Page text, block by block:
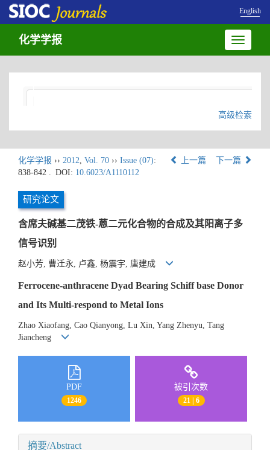
English
Toggle
化学学报
高级检索
化学学报 ›› 2012, Vol. 70 ›› Issue (07):
838-842 . DOI: 10.6023/A1110112
上一篇 下一篇
研究论文
含席夫碱基二茂铁-蒽二元化合物的合成及其阳离子多
信号识别
赵小芳, 曹迁永, 卢鑫, 杨震宇, 唐建成
Ferrocene-anthracene Dyad Bearing Schiff base Donor
and Its Multi-respond to Metal Ions
Zhao Xiaofang, Cao Qianyong, Lu Xin, Yang Zhenyu, Tang
Jiancheng
PDF
1246
被引次数
21 | 6
摘要/Abstract